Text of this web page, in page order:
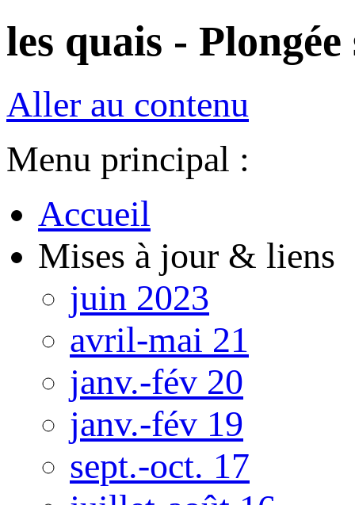
les quais - Plongée
Aller au contenu
Menu principal :
Accueil
Mises à jour & liens
juin 2023
avril-mai 21
janv.-fév 20
janv.-fév 19
sept.-oct. 17